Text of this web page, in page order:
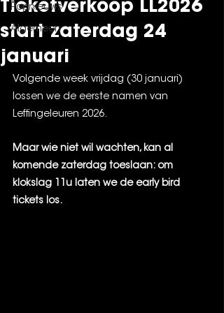
Popnieuws
Algemeen
Ticketverkoop LL2026
start zaterdag 24
januari
Volgende week vrijdag (30 januari)
lossen we de eerste namen van
Leffingeleuren 2026.
Maar wie niet wil wachten, kan al
komende zaterdag toeslaan: om
klokslag 11u laten we de early bird
tickets los.